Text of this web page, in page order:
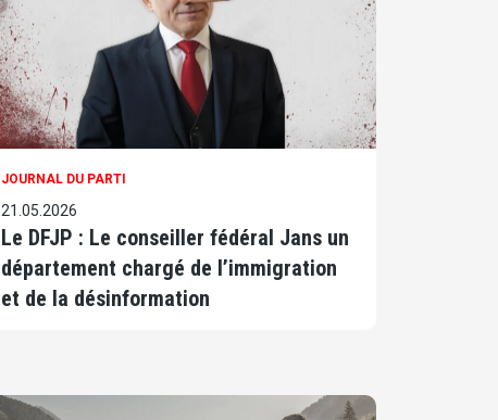
JOURNAL DU PARTI
21.05.2026
Le DFJP : Le conseiller fédéral Jans un
département chargé de l’immigration
et de la désinformation